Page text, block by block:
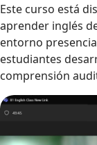
Este curso está
aprender inglés
entorno
estudiantes
comprensión